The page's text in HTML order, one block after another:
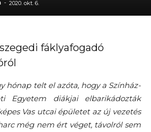
- 2020. okt. 6.
fáklyafogadó
hónap telt el azóta, hogy a Színház-
Egyetem diákjai elbarikádozták
Vas utcai épületet az új vezetés
még nem ért véget, távolról sem